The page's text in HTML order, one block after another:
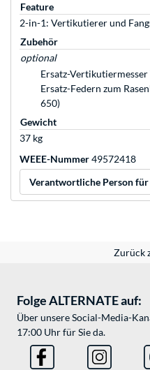
Feature
2-in-1: Vertikutierer und
Zubehör
optional
Ersatz-
Ersatz-Federn zum
650)
Gewicht
37 kg
WEEE-Nummer49572418
Verantwortliche Person für
Zurück
Folge ALTERNATE auf:
Über unsere Social-Media-
17:00 Uhr für Sie da.